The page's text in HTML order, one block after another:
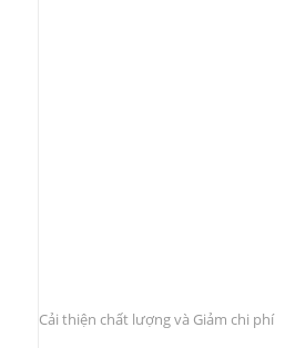
Cải thiện chất lượng và Giảm chi phí